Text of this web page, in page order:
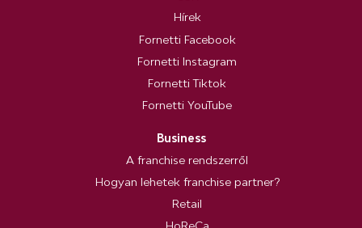
Hírek
Fornetti Facebook
Fornetti Instagram
Fornetti Tiktok
Fornetti YouTube
Business
A franchise rendszerről
Hogyan lehetek franchise partner?
Retail